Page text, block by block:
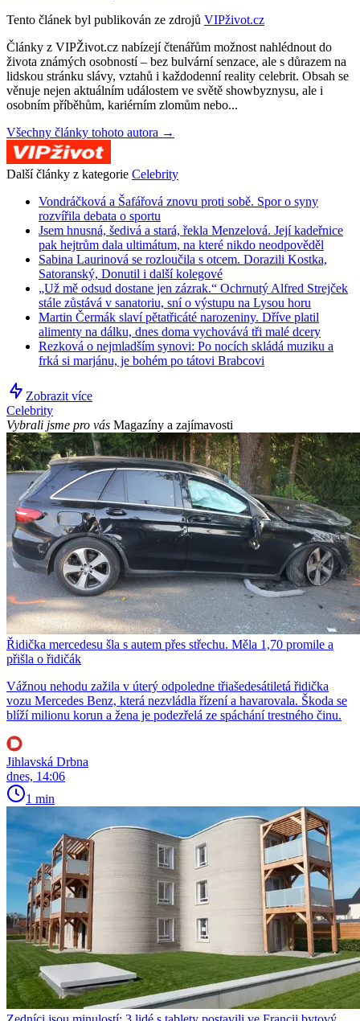
Tento článek byl publikován ze zdrojů VIPživot.cz
Články z VIPŽivot.cz nabízejí čtenářům možnost nahlédnout do
života známých osobností – bez bulvární senzace, ale s důrazem na
lidskou stránku slávy, vztahů i každodenní reality celebrit. Obsah se
věnuje nejen aktuálním událostem ve světě showbyznysu, ale i
osobním příběhům, kariérním zlomům nebo...
Všechny články tohoto autora →
Další články z kategorie Celebrity
Vondráčková a Šafářová znovu proti sobě. Spor o syny
rozvířila debata o sportu
Jsem hnusná, šedivá a stará, řekla Menzelová. Její kadeřnice
pak hejtrům dala ultimátum, na které nikdo neodpověděl
Sabina Laurinová se rozloučila s otcem. Dorazili Kostka,
Satoranský, Donutil i další kolegové
„Už mě odsud dostane jen zázrak.“ Ochrnutý Alfred Strejček
stále zůstává v sanatoriu, sní o výstupu na Lysou horu
Martin Čermák slaví pětatřicáté narozeniny. Dříve platil
alimenty na dálku, dnes doma vychovává tři malé dcery
Rezková o nejmladším synovi: Po nocích skládá muziku a
frká si marjánu, je bohém po tátovi Brabcovi
Zobrazit více
Celebrity
Vybrali jsme pro vás Magazíny a zajímavosti
Řidička mercedesu šla s autem přes střechu. Měla 1,70 promile a
přišla o řidičák
Vážnou nehodu zažila v úterý odpoledne třiašedesátiletá řidička
vozu Mercedes Benz, která nezvládla řízení a havarovala. Škoda se
blíží milionu korun a žena je podezřelá ze spáchání trestného činu.
Jihlavská Drbna
dnes, 14:06
1 min